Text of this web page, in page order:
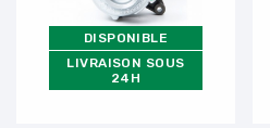
DISPONIBLE
LIVRAISON SOUS
24H